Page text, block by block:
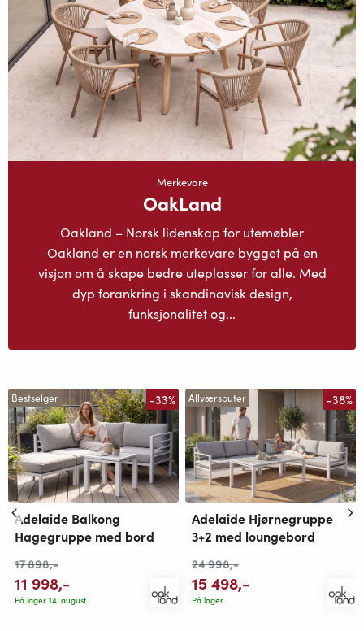
Merkevare
OakLand
Oakland – Norsk lidenskap for utemøbler
Oakland er en norsk merkevare bygget på en
visjon om å skape bedre uteplasser for alle. Med
dyp forankring i skandinavisk design,
funksjonalitet og...
Bestselger -33%
Adelaide Balkong
Hagegruppe med bord
17 898,-
11 998,-
På lager 14. august
Allværsputer -38%
Adelaide Hjørnegruppe
3+2 med loungebord
24 998,-
15 498,-
På lager